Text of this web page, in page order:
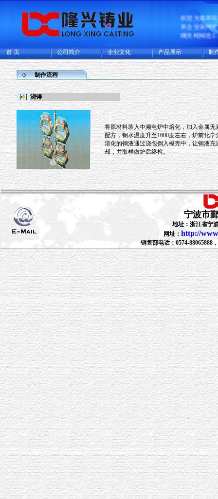
欢迎光临本
本企业采用
璃失蜡铸造
普碳钢、低
的精密铸钢
一个熔模铸
规模化专业
集精密铸造
工厂，年可
件及各类精
15000多吨
欧美日本等
首 页 公司简介 企业文化 产品展示 制
制作流程
浇铸
将原材料装入中频电炉中熔化，加入金属无
配方，钢水温度升至1600度左右，炉前化学
溶化的钢液通过浇包倒入模壳中，让钢液充
却，并取样做炉后终检。
宁波市
地址：浙江省宁
网址： http://
销售部电话：0574-88065888